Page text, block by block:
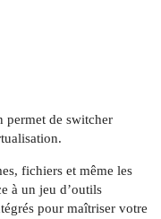
permet de switcher
fichiers et même les
à un jeu d’outils
pour maîtriser votre